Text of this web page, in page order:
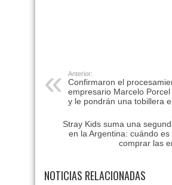
Anterior:
Confirmaron el
empresario Marcelo
y le pondrán una tobillera
Stray Kids suma una
en la Argentina: cuándo es
comprar las
NOTICIAS RELACIONADAS